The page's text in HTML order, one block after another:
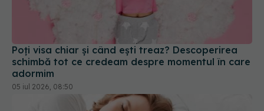
schimbă tot ce credeam despre momentul în care
adormim